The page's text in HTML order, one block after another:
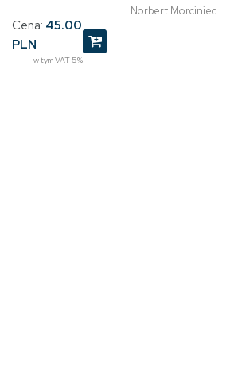
Cena: 45.00
PLN
w tym VAT 5%
Norbert Morciniec